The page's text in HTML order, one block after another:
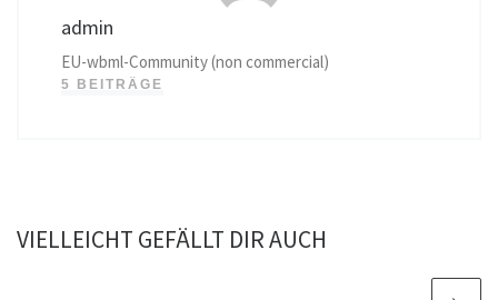
admin
EU-wbml-Community (non commercial)
5 BEITRÄGE
VIELLEICHT GEFÄLLT DIR AUCH